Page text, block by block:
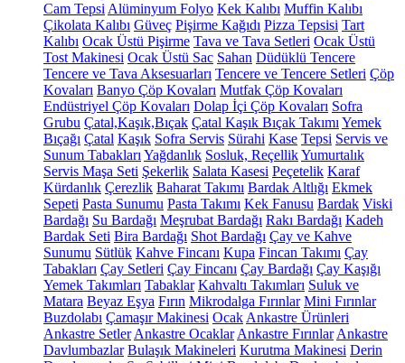
Cam Tepsi Alüminyum Folyo Kek Kalıbı Muffin Kalıbı
Çikolata Kalıbı Güveç Pişirme Kağıdı Pizza Tepsisi Tart
Kalıbı Ocak Üstü Pişirme Tava ve Tava Setleri Ocak Üstü
Tost Makinesi Ocak Üstü Sac Sahan Düdüklü Tencere
Tencere ve Tava Aksesuarları Tencere ve Tencere Setleri Çöp
Kovaları Banyo Çöp Kovaları Mutfak Çöp Kovaları
Endüstriyel Çöp Kovaları Dolap İçi Çöp Kovaları Sofra
Grubu Çatal,Kaşık,Bıçak Çatal Kaşık Bıçak Takımı Yemek
Bıçağı Çatal Kaşık Sofra Servis Sürahi Kase Tepsi Servis ve
Sunum Tabakları Yağdanlık Sosluk, ReçellikYumurtalık
Servis Maşa Seti Şekerlik Salata Kasesi Peçetelik Karaf
Kürdanlık Çerezlik Baharat Takımı Bardak Altlığı Ekmek
Sepeti Pasta Sunumu Pasta Takımı Kek Fanusu Bardak Viski
Bardağı Su Bardağı Meşrubat Bardağı Rakı Bardağı Kadeh
Bardak Seti Bira Bardağı Shot Bardağı Çay ve Kahve
Sunumu Sütlük Kahve Fincanı Kupa Fincan Takımı Çay
Tabakları Çay Setleri Çay Fincanı Çay Bardağı Çay Kaşığı
Yemek Takımları Tabaklar Kahvaltı Takımları Suluk ve
Matara Beyaz Eşya Fırın Mikrodalga Fırınlar Mini Fırınlar
Buzdolabı Çamaşır Makinesi Ocak Ankastre Ürünleri
Ankastre Setler Ankastre Ocaklar Ankastre Fırınlar Ankastre
Davlumbazlar Bulaşık Makineleri Kurutma Makinesi Derin